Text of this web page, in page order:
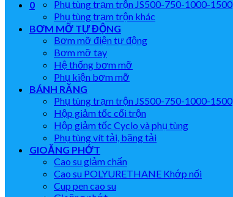
0
Phụ tùng trạm trộn JS500-750-1000-1500
Phụ tùng trạm trộn khác
BƠM MỠ TỰ ĐỘNG
Bơm mỡ điện tự động
Bơm mỡ tay
Hệ thống bơm mỡ
Phụ kiện bơm mỡ
BÁNH RĂNG
Phụ tùng trạm trộn JS500-750-1000-1500
Hộp giảm tốc cối trộn
Hộp giảm tốc Cyclo và phụ tùng
Phụ tùng vít tải, băng tải
GIOĂNG PHỚT
Cao su giảm chấn
Cao su POLYURETHANE Khớp nối
Cup pen cao su